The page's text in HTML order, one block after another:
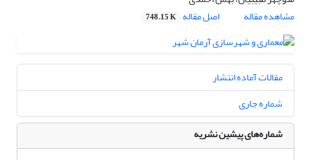
مشاهده مقاله
اصل مقاله 748.15 K
مقالات آماده انتشار
شماره جاری
شماره‌های پیشین نشریه